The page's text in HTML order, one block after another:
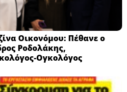
Οικονόμου: Πέθανε ο
Ροδολάκης,
Ογκολόγος